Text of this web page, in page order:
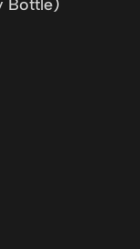
Bottle)